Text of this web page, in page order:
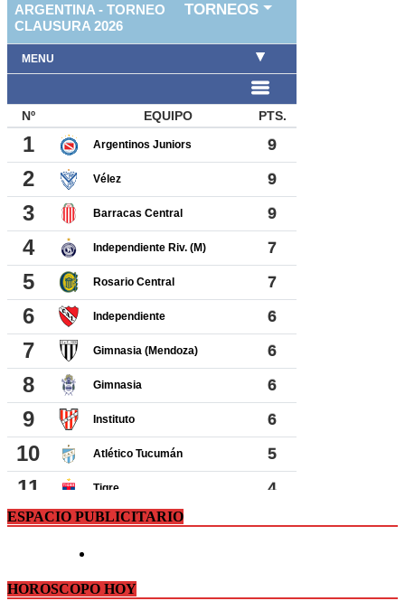
ESPACIO PUBLICITARIO
HOROSCOPO HOY